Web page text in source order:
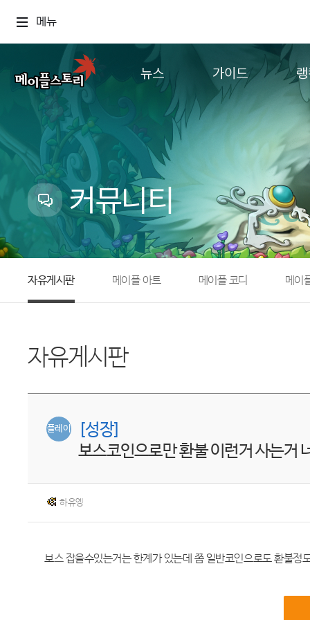
메뉴
뉴스
업데이트
이벤트
캐시샵 공지
메이플 알림판
with maple
가이드
추가정보
컨텐
커뮤니티
자유게시판 메이플 아트 메이플 코디 메이
자유게시판
플레이
[성장]
보스코인으로만 환불 이런거 사는거
하유엥
보스 잡을수있는거는 한계가 있는데 쫌 일반코인으로도 환불정